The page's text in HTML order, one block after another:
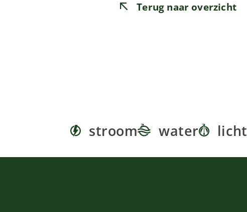
Terug naar overzicht
stroom water licht